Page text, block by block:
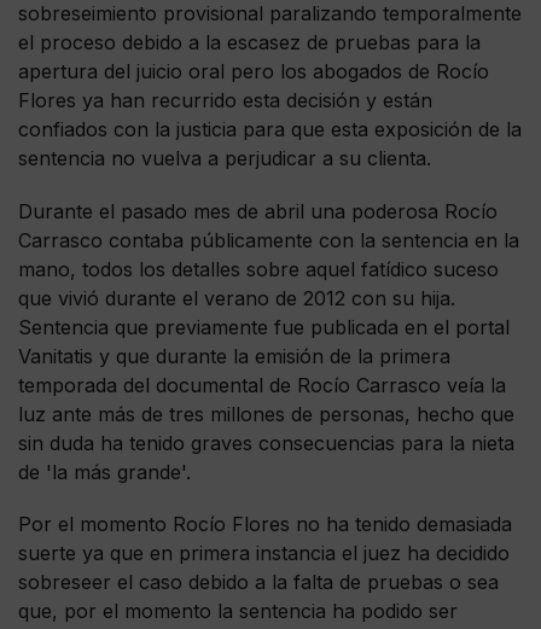
sobreseimiento provisional paralizando temporalmente
el proceso debido a la escasez de pruebas para la
apertura del juicio oral pero los abogados de Rocío
Flores ya han recurrido esta decisión y están
confiados con la justicia para que esta exposición de la
sentencia no vuelva a perjudicar a su clienta.
Durante el pasado mes de abril una poderosa Rocío
Carrasco contaba públicamente con la sentencia en la
mano, todos los detalles sobre aquel fatídico suceso
que vivió durante el verano de 2012 con su hija.
Sentencia que previamente fue publicada en el portal
Vanitatis y que durante la emisión de la primera
temporada del documental de Rocío Carrasco veía la
luz ante más de tres millones de personas, hecho que
sin duda ha tenido graves consecuencias para la nieta
de 'la más grande'.
Por el momento Rocío Flores no ha tenido demasiada
suerte ya que en primera instancia el juez ha decidido
sobreseer el caso debido a la falta de pruebas o sea
que, por el momento la sentencia ha podido ser